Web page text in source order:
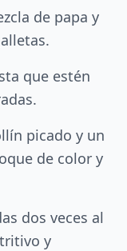
de papa y
que estén
picado y un
de color y
dos veces al
y